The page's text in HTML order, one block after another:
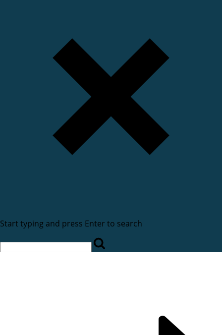
Start typing and press Enter to search